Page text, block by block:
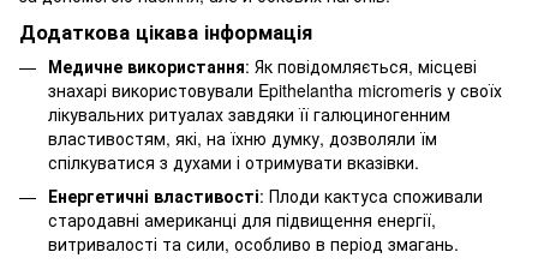
Додаткова цікава інформація
Медичне використання: Як повідомляється, місцеві
знахарі використовували Epithelantha micromeris у своїх
лікувальних ритуалах завдяки її галюциногенним
властивостям, які, на їхню думку, дозволяли їм
спілкуватися з духами і отримувати вказівки.
Енергетичні властивості: Плоди кактуса споживали
стародавні американці для підвищення енергії,
витривалості та сили, особливо в період змагань.